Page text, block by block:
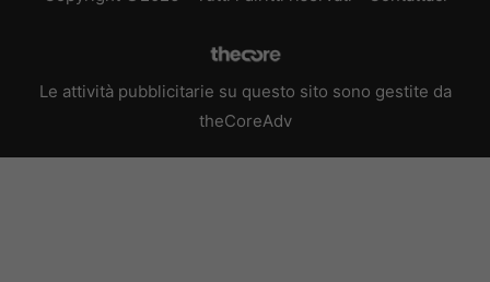
Le attività pubblicitarie su questo sito sono gestite da
theCoreAdv